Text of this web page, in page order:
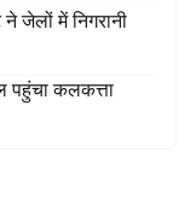
ने जेलों में निगरानी
पहुंचा कलकत्ता